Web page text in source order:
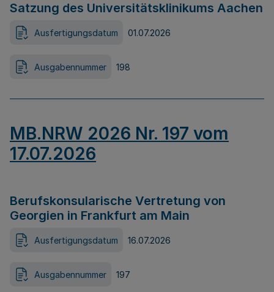
Satzung des Universitätsklinikums Aachen
Ausfertigungsdatum 01.07.2026
Ausgabennummer 198
MB.NRW 2026 Nr. 197 vom
17.07.2026
Berufskonsularische Vertretung von
Georgien in Frankfurt am Main
Ausfertigungsdatum 16.07.2026
Ausgabennummer 197